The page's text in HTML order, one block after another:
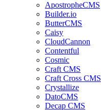
ApostropheCMS
Builder.io
ButterCMS
Caisy
CloudCannon
Contentful
Cosmic
Craft CMS
Craft Cross CMS
Crystallize
DatoCMS
Decap CMS